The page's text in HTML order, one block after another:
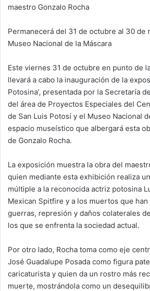
maestro Gonzalo Rocha
Permanecerá del 31 de octubre al 30 de
Museo Nacional de la Máscara
Este viernes 31 de octubre en punto de
llevará a cabo la inauguración de la
Potosina’, presentada por la Secretaría
del área de Proyectos Especiales del
de San Luis Potosí y el Museo Nacional
espacio museístico que albergará esta
de Gonzalo Rocha.
La exposición muestra la obra del
quien mediante esta exhibición realiza
múltiple a la reconocida actriz potosina
Mexican Spitfire y a los muertos que
guerras, represión y daños colaterales
los que se enfrenta la sociedad actual.
Por otro lado, Rocha toma como eje
José Guadalupe Posada como figura
caricaturista y quien da un rostro más
muerte, mostrándola como un